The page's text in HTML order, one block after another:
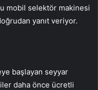
mobil selektör makinesi
yanıt veriyor.
başlayan seyyar
daha önce ücretli